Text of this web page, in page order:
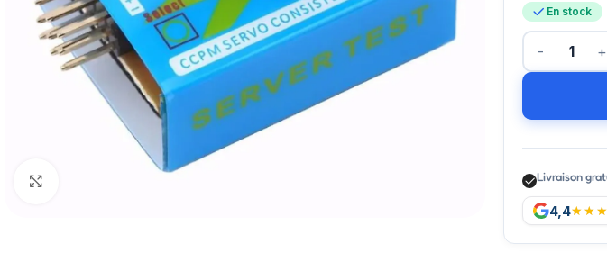
En stock
Livraison
4,4